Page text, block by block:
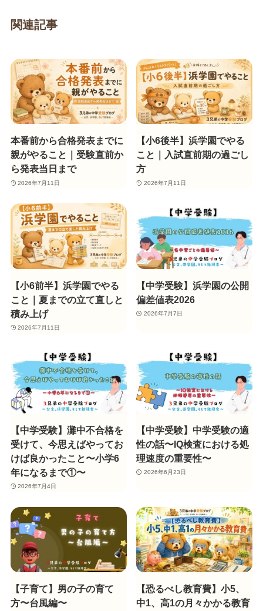
関連記事
本番前から合格発表までに
親がやること｜受験直前か
ら発表当日まで
2026年7月11日
【小6後半】浜学園でやる
こと｜入試直前期の過ごし
方
2026年7月11日
【小6前半】浜学園でやる
こと｜夏までの立て直しと
積み上げ
2026年7月11日
【中学受験】浜学園の公開
偏差値表2026
2026年7月7日
【中学受験】灘中不合格を
受けて、今思えばやってお
けば良かったこと〜小学6
年になるまで①〜
2026年7月4日
【中学受験】中学受験の適
性の話〜IQ検査における処
理速度の重要性〜
2026年6月23日
【子育て】男の子の育て
方〜台風編〜
【恐るべし教育費】小5、
中1、高1の月々かかる教育